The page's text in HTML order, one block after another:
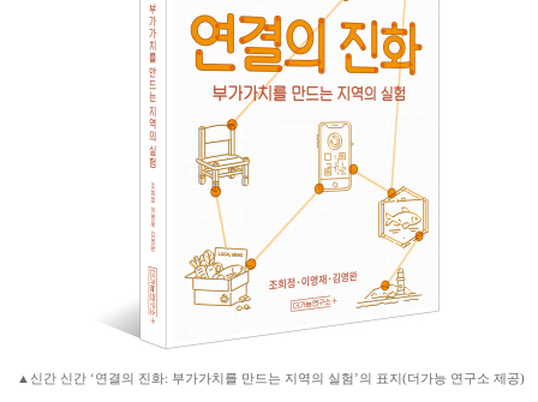
▲신간 신간 ‘연결의 진화: 부가가치를 만드는 지역의 실험’의 표지(더가능 연구소 제공)